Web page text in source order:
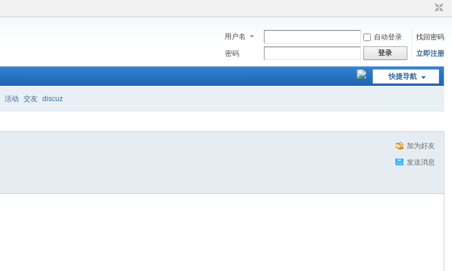
用户名 自动登录
找回密码
密码
登录 立即注册
快捷导航
活动 交友 discuz
加为好友
发送消息